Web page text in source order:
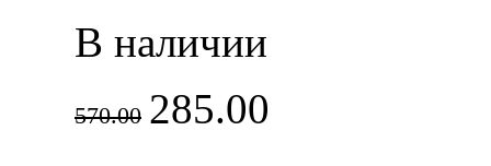
В наличии
570.00 285.00